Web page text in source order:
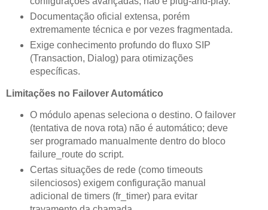
Documentação oficial extensa, porém
extremamente técnica e por vezes fragmentada.
Exige conhecimento profundo do fluxo SIP
(Transaction, Dialog) para otimizações
específicas.
Limitações no Failover Automático
O módulo apenas seleciona o destino. O failover
(tentativa de nova rota) não é automático; deve
ser programado manualmente dentro do bloco
failure_route do script.
Certas situações de rede (como timeouts
silenciosos) exigem configuração manual
adicional de timers (fr_timer) para evitar